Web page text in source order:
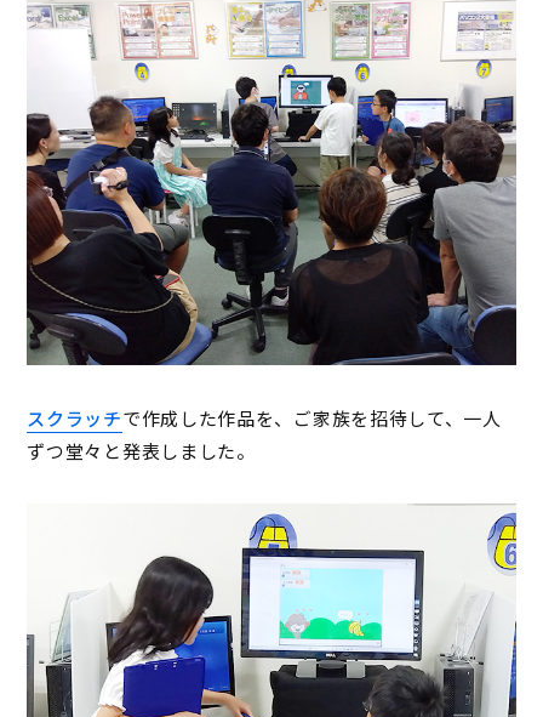
スクラッチで作成した作品を、ご家族を招待して、一人
ずつ堂々と発表しました。